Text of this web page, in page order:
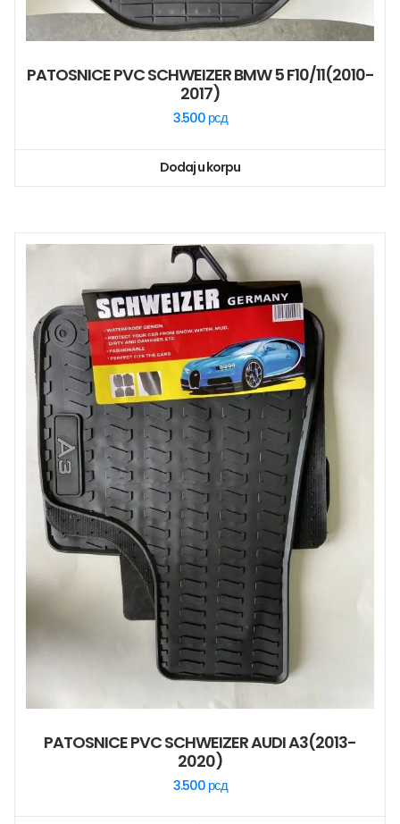
PATOSNICE PVC SCHWEIZER BMW 5 F10/11(2010-
2017)
3.500 рсд
Dodaj u korpu
PATOSNICE PVC SCHWEIZER AUDI A3(2013-
2020)
3.500 рсд